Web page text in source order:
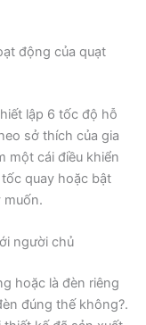
động của quạt
lập 6 tốc độ hỗ
sở thích của gia
một cái điều khiển
quay hoặc bật
muốn.
người chủ
hoặc là đèn riêng
đúng thế không?.